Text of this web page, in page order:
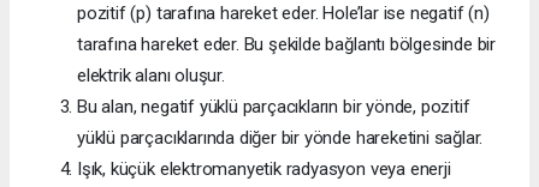
pozitif (p) tarafına hareket eder. Hole’lar ise negatif (n)
tarafına hareket eder. Bu şekilde bağlantı bölgesinde bir
elektrik alanı oluşur.
Bu alan, negatif yüklü parçacıkların bir yönde, pozitif
yüklü parçacıklarında diğer bir yönde hareketini sağlar.
Işık, küçük elektromanyetik radyasyon veya enerji